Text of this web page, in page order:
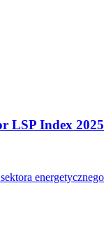
LSP Index 2025